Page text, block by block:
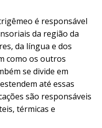
é responsável
da região da
da língua e dos
como os outros
se divide em
até essas
são responsáveis
térmicas e